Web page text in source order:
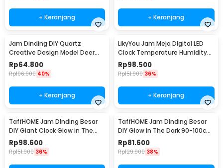
+ Keranjang + Keranjang
Jam Dinding DIY Quartz
Creative Design Model Deer
Head 80cm - Q8073
Rp64.800
Rp106.900 40%
+ Keranjang
LikyYou Jam Meja Digital LED
Clock Temperature Humidity
Control - CYP-105
Rp98.500
Rp151.900 36%
+ Keranjang
TaffHOME Jam Dinding Besar
DIY Giant Clock Glow in The
Dark 90-100cm - DIY-106
Rp98.600
Rp151.900 36%
TaffHOME Jam Dinding Besar
DIY Glow in The Dark 90-100cm
- JM-03
Rp81.600
Rp129.900 38%